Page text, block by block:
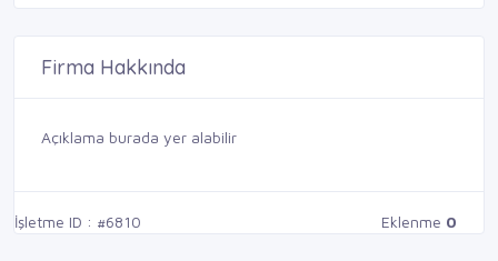
Firma Hakkında
Açıklama burada yer alabilir
İşletme ID : #6810 Eklenme 0